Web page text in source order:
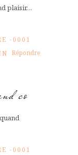
plaisir…
-0001
Répondre
co
-0001